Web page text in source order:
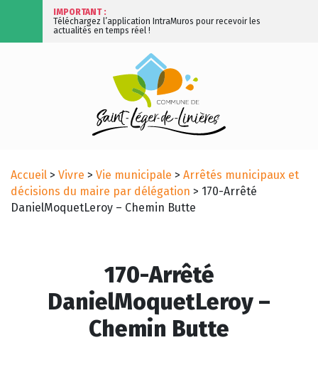
IMPORTANT :
Téléchargez l’application IntraMuros pour recevoir les
actualités en temps réel !
Accueil > Vivre > Vie municipale > Arrêtés municipaux et
décisions du maire par délégation > 170-Arrêté
DanielMoquetLeroy – Chemin Butte
170-Arrêté
DanielMoquetLeroy –
Chemin Butte